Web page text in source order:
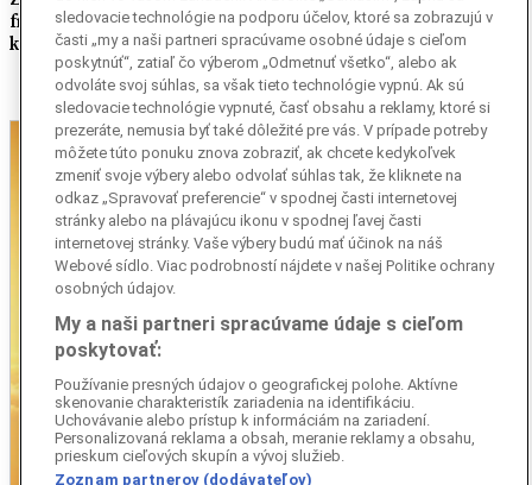
francúzskom časopise koaliční poslanci
kritizujú Hlinu
sledovacie technológie na podporu účelov, ktoré sa zobrazujú v
časti „my a naši partneri spracúvame osobné údaje s cieľom
poskytnúť“, zatiaľ čo výberom „Odmetnuť všetko“, alebo ak
odvoláte svoj súhlas, sa však tieto technológie vypnú. Ak sú
sledovacie technológie vypnuté, časť obsahu a reklamy, ktoré si
prezeráte, nemusia byť také dôležité pre vás. V prípade potreby
môžete túto ponuku znova zobraziť, ak chcete kedykoľvek
zmeniť svoje výbery alebo odvolať súhlas tak, že kliknete na
odkaz „Spravovať preferencie“ v spodnej časti internetovej
stránky alebo na plávajúcu ikonu v spodnej ľavej časti
internetovej stránky. Vaše výbery budú mať účinok na náš
Webové sídlo. Viac podrobností nájdete v našej Politike ochrany
osobných údajov.
My a naši partneri spracúvame údaje s cieľom
poskytovať:
Používanie presných údajov o geografickej polohe. Aktívne
skenovanie charakteristík zariadenia na identifikáciu.
Uchovávanie alebo prístup k informáciám na zariadení.
Personalizovaná reklama a obsah, meranie reklamy a obsahu,
prieskum cieľových skupín a vývoj služieb.
Zoznam partnerov (dodávateľov)